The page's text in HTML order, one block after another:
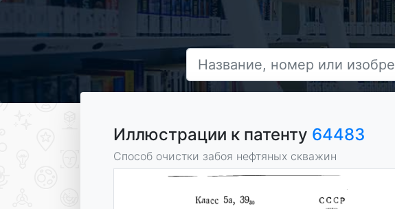
Иллюстрации к патенту 64483
Способ очистки забоя нефтяных скважин